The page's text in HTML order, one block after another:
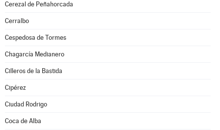
Cerezal de Peñahorcada
Cerralbo
Cespedosa de Tormes
Chagarcía Medianero
Cilleros de la Bastida
Cipérez
Ciudad Rodrigo
Coca de Alba